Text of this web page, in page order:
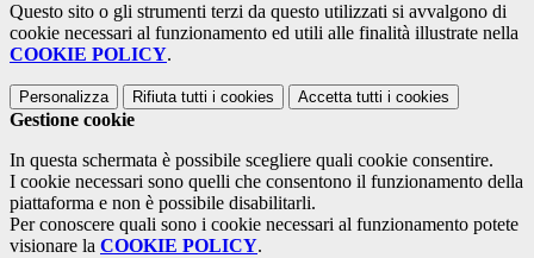
Questo sito o gli strumenti terzi da questo utilizzati si avvalgono di
cookie necessari al funzionamento ed utili alle finalità illustrate nella
COOKIE POLICY.
Personalizza Rifiuta tutti i cookies Accetta tutti i cookies
Gestione cookie
In questa schermata è possibile scegliere quali cookie consentire.
I cookie necessari sono quelli che consentono il funzionamento della
piattaforma e non è possibile disabilitarli.
Per conoscere quali sono i cookie necessari al funzionamento potete
visionare la COOKIE POLICY.